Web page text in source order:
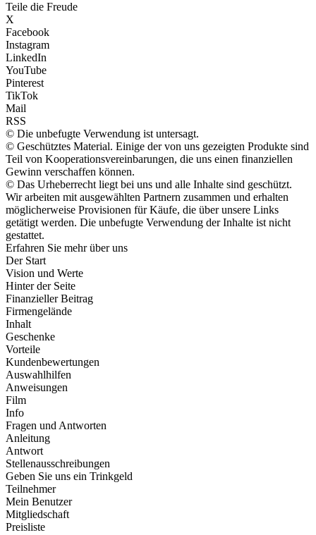
Teile die Freude
X
Facebook
Instagram
LinkedIn
YouTube
Pinterest
TikTok
Mail
RSS
© Die unbefugte Verwendung ist untersagt.
© Geschütztes Material. Einige der von uns gezeigten Produkte sind
Teil von Kooperationsvereinbarungen, die uns einen finanziellen
Gewinn verschaffen können.
© Das Urheberrecht liegt bei uns und alle Inhalte sind geschützt.
Wir arbeiten mit ausgewählten Partnern zusammen und erhalten
möglicherweise Provisionen für Käufe, die über unsere Links
getätigt werden. Die unbefugte Verwendung der Inhalte ist nicht
gestattet.
Erfahren Sie mehr über uns
Der Start
Vision und Werte
Hinter der Seite
Finanzieller Beitrag
Firmengelände
Inhalt
Geschenke
Vorteile
Kundenbewertungen
Auswahlhilfen
Anweisungen
Film
Info
Fragen und Antworten
Anleitung
Antwort
Stellenausschreibungen
Geben Sie uns ein Trinkgeld
Teilnehmer
Mein Benutzer
Mitgliedschaft
Preisliste